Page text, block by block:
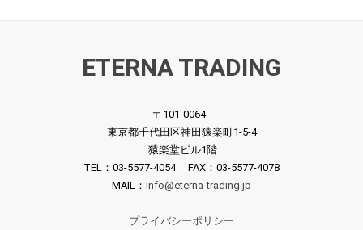
ETERNA TRADING
〒101-0064
東京都千代田区神田猿楽町1-5-4
猿楽堂ビル1階
TEL：03-5577-4054 FAX：03-5577-4078
MAIL： info@eterna-trading.jp
プライバシーポリシー